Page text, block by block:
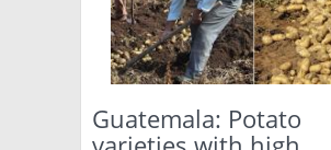
EL MUNDO
TÉCNICA
PRODUCCION
Guatemala: Potato